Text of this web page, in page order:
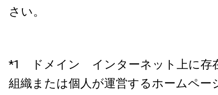
さい。
*1 ドメイン インターネット上に存
組織または個人が運営するホームペー